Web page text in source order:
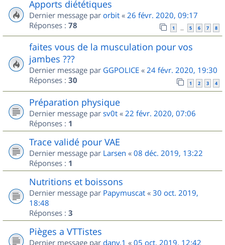
Apports diététiques
Dernier message par orbit « 26 févr. 2020, 09:17
Réponses : 78 1 … 5 6 7 8
faites vous de la musculation pour vos
jambes ???
Dernier message par GGPOLICE « 24 févr. 2020, 19:30
Réponses : 30 1 2 3 4
Préparation physique
Dernier message par sv0t « 22 févr. 2020, 07:06
Réponses : 1
Trace validé pour VAE
Dernier message par Larsen « 08 déc. 2019, 13:22
Réponses : 1
Nutritions et boissons
Dernier message par Papymuscat « 30 oct. 2019,
18:48
Réponses : 3
Pièges a VTTistes
Dernier message par dany.1 « 05 oct. 2019, 12:42